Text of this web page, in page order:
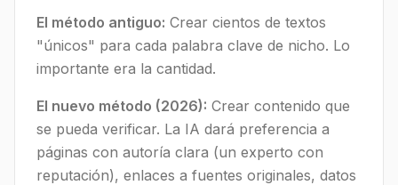
El método antiguo: Crear cientos de textos
"únicos" para cada palabra clave de nicho. Lo
importante era la cantidad.
El nuevo método (2026): Crear contenido que
se pueda verificar. La IA dará preferencia a
páginas con autoría clara (un experto con
reputación), enlaces a fuentes originales, datos